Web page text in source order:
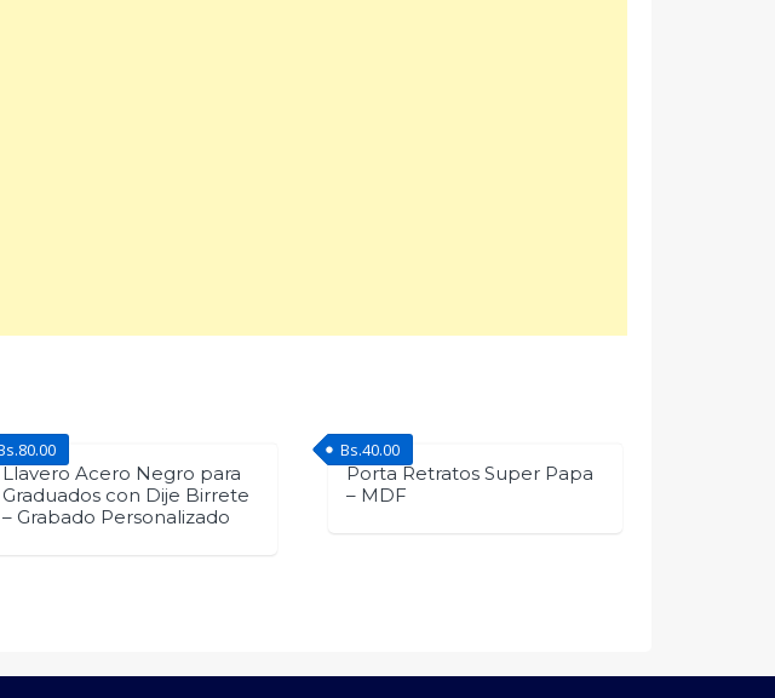
Llavero Acero Negro para
Graduados con Dije Birrete
– Grabado Personalizado
80.00
Porta Retratos Super Papa
– MDF
Bs.40.00